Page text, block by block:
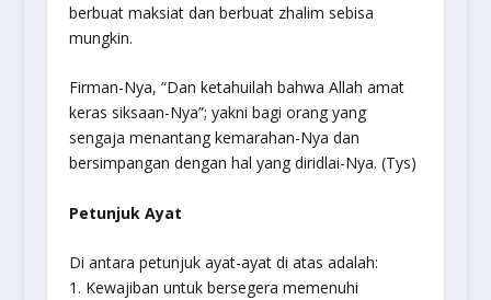
berbuat maksiat dan berbuat zhalim sebisa
mungkin.
Firman-Nya, “Dan ketahuilah bahwa Allah amat
keras siksaan-Nya”; yakni bagi orang yang
sengaja menantang kemarahan-Nya dan
bersimpangan dengan hal yang diridlai-Nya. (Tys)
Petunjuk Ayat
Di antara petunjuk ayat-ayat di atas adalah:
1. Kewajiban untuk bersegera memenuhi